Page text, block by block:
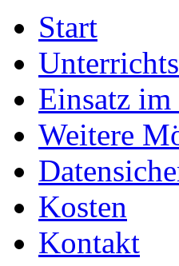
Start
Einsatz
Weitere
Kosten
Kontakt